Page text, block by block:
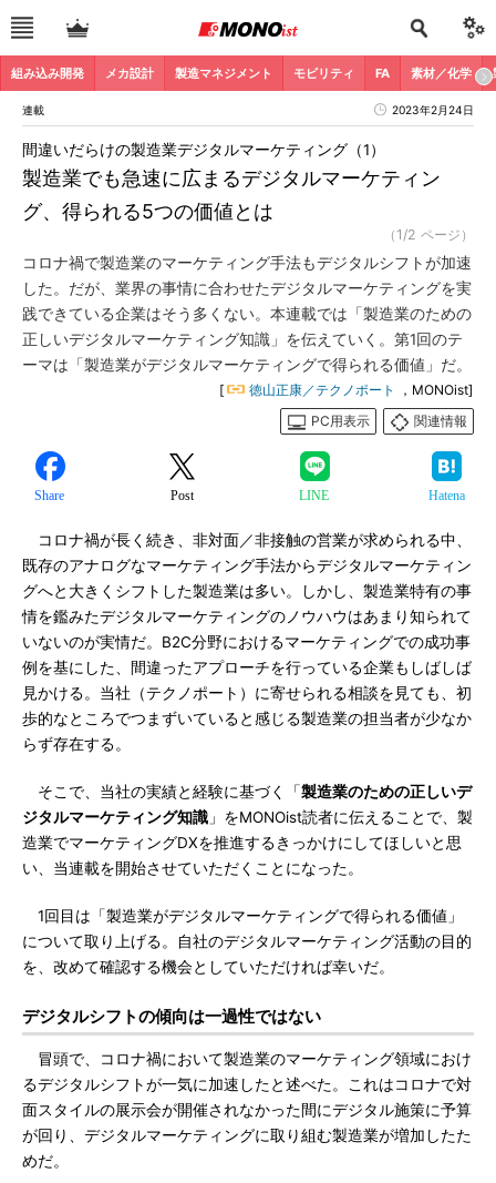
組み込み開発 メカ設計 製造マネジメント モビリティ FA 素材／化学
連載 2023年2月24日
製造業でも急速に広まるデジタルマーケティン
グ、得られる5つの価値とは
間違いだらけの製造業デジタルマーケティング（1）
（1/2 ページ）
コロナ禍で製造業のマーケティング手法もデジタルシフトが加速
した。だが、業界の事情に合わせたデジタルマーケティングを実
践できている企業はそう多くない。本連載では「製造業のための
正しいデジタルマーケティング知識」を伝えていく。第1回のテ
ーマは「製造業がデジタルマーケティングで得られる価値」だ。
[ 徳山正康／テクノポート
，MONOist]
PC用表示
関連情報
Share Post LINE Hatena
コロナ禍が長く続き、非対面／非接触の営業が求められる中、
既存のアナログなマーケティング手法からデジタルマーケティン
グへと大きくシフトした製造業は多い。しかし、製造業特有の事
情を鑑みたデジタルマーケティングのノウハウはあまり知られて
いないのが実情だ。B2C分野におけるマーケティングでの成功事
例を基にした、間違ったアプローチを行っている企業もしばしば
見かける。当社（テクノポート）に寄せられる相談を見ても、初
歩的なところでつまずいていると感じる製造業の担当者が少なか
らず存在する。
そこで、当社の実績と経験に基づく「製造業のための正しいデ
ジタルマーケティング知識 」をMONOist読者に伝えることで、製
造業でマーケティングDXを推進するきっかけにしてほしいと思
い、当連載を開始させていただくことになった。
1回目は「製造業がデジタルマーケティングで得られる価値」
について取り上げる。自社のデジタルマーケティング活動の目的
を、改めて確認する機会としていただければ幸いだ。
デジタルシフトの傾向は一過性ではない
冒頭で、コロナ禍において製造業のマーケティング領域におけ
るデジタルシフトが一気に加速したと述べた。これはコロナで対
面スタイルの展示会が開催されなかった間にデジタル施策に予算
が回り、デジタルマーケティングに取り組む製造業が増加したた
めだ。